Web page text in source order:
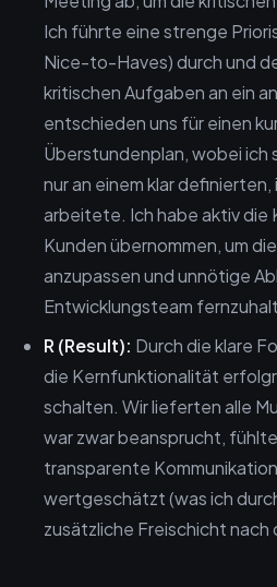
Ich führte eine strenge
Nice-to-Haves) durch und
kritischen Aufgaben an ein
entschieden uns für einen
Überstundenplan, wobei ich
nur an einem klar
arbeitete. Ich habe aktiv die
Kunden übernommen, um
anzupassen und unnötige
Entwicklungsteam
R (Result): Durch die klare
die Kernfunktionalität
schalten. Wir lieferten alle
war zwar beansprucht,
transparente
wertgeschätzt (was ich
zusätzliche Freischicht nach